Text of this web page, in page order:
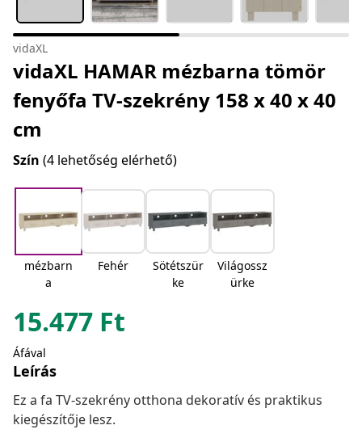
vidaXL
vidaXL HAMAR mézbarna tömör
fenyőfa TV-szekrény 158 x 40 x 40
cm
Szín (4 lehetőség elérhető)
mézbarn
a
Fehér
Sötétszür
ke
Világossz
ürke
15.477 Ft
Áfával
Leírás
Ez a fa TV-szekrény otthona dekoratív és praktikus
kiegészítője lesz.